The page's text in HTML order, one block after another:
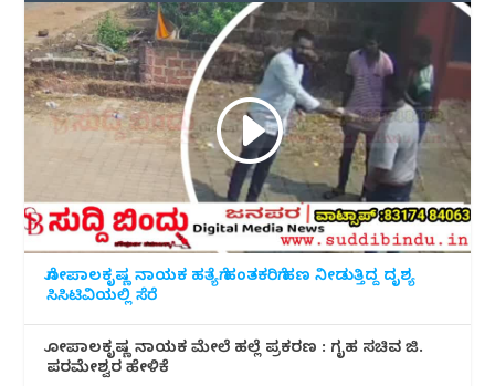
ಗೋಪಾಲಕೃಷ್ಣ ನಾಯಕ ಹತ್ಯೆಗೆ ಹಂತಕರಿಗೆ ಹಣ ನೀಡುತ್ತಿದ್ದ ದೃಶ್ಯ
ಸಿಸಿಟಿವಿಯಲ್ಲಿ ಸೆರೆ
ಗೋಪಾಲಕೃಷ್ಣ ನಾಯಕ ಮೇಲೆ ಹಲ್ಲೆ ಪ್ರಕರಣ : ಗೃಹ ಸಚಿವ ಜಿ.
ಪರಮೇಶ್ವರ ಹೇಳಿಕೆ